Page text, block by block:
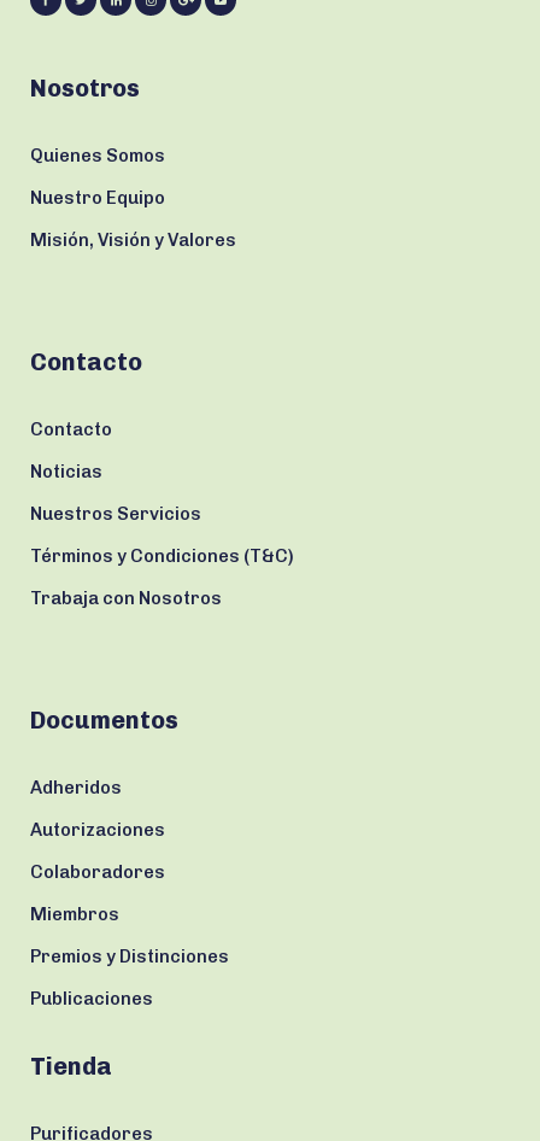
Nosotros
Quienes Somos
Nuestro Equipo
Misión, Visión y Valores
Contacto
Contacto
Noticias
Nuestros Servicios
Términos y Condiciones (T&C)
Trabaja con Nosotros
Documentos
Adheridos
Autorizaciones
Colaboradores
Miembros
Premios y Distinciones
Publicaciones
Tienda
Purificadores